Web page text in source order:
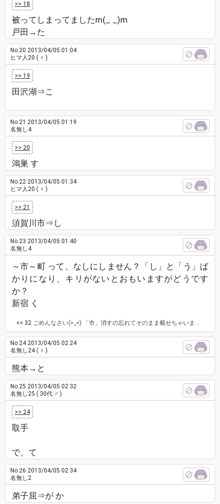
>> 18
被ってしまってましたm(_ _)m
戸田→た
No.20 2013/04/05 01:04
ヒマ人20 ( ♀ )
>> 19
田沢湖⇒こ
No.21 2013/04/05 01:19
名無し4
>> 20
鴻巣 す
No.22 2013/04/05 01:34
ヒマ人20 ( ♀ )
>> 21
須賀川市⇒し
No.23 2013/04/05 01:40
名無し4
～市～町 って、なしにしません？「し」と「う」ば
かりになり、キリがないとおもいますがどうです
か？
新宿 く
<< 32 ごめんなさい(>_<) 「市」消すの忘れてそのまま載せちゃいました💦
No.242013/04/05 02:24
名無し24( ♀ )
熊本→と
No.25 2013/04/05 02:32
名無し25 ( 30代 ♂ )
>> 24
取手
で、て
No.26 2013/04/05 02:34
名無し2
弟子屈⇒が か